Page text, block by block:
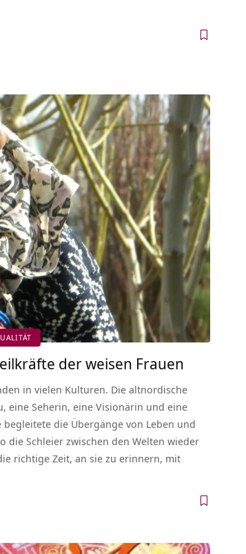
der weisen Frauen
in vielen Kulturen. Die altnordische
eine Seherin, eine Visionärin und eine
die Übergänge von Leben und
die Schleier zwischen den Welten wieder
richtige Zeit, an sie zu erinnern, mit